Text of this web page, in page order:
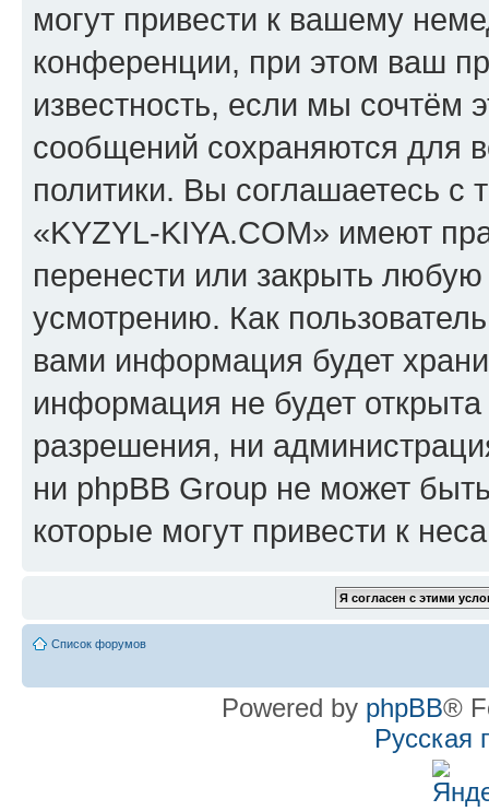
могут привести к вашему
конференции, при этом ваш
известность, если мы сочтём
сообщений сохраняются для
политики. Вы соглашаетесь
«KYZYL-KIYA.COM» имеют
перенести или закрыть
усмотрению. Как
вами информация будет
информация не будет
разрешения, ни
ни phpBB Group не может
которые могут привести к
Список форумов
Powered by phpBB®
Русская